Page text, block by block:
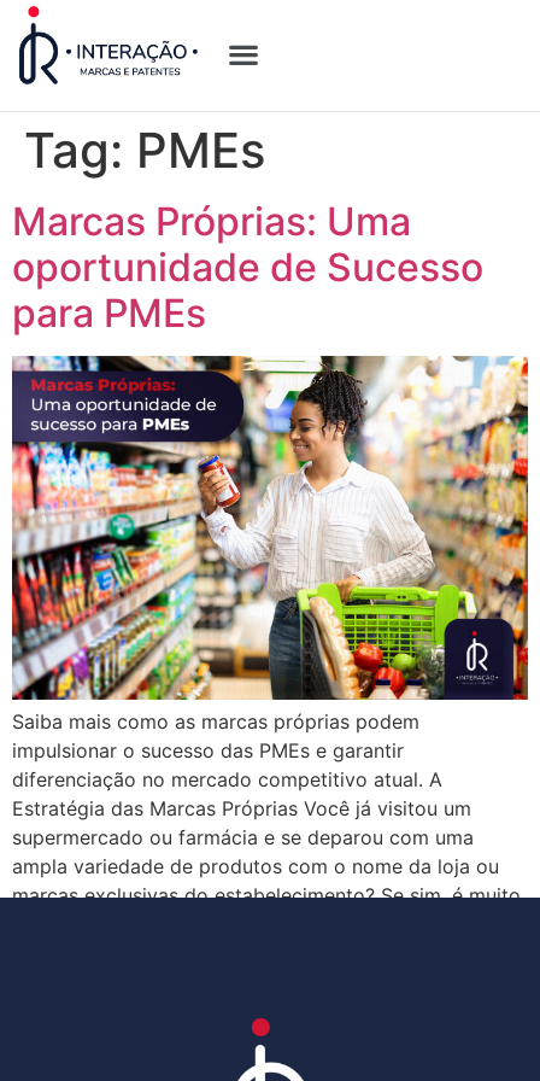
Tag: PMEs
Marcas Próprias: Uma
oportunidade de Sucesso
para PMEs
Saiba mais como as marcas próprias podem
impulsionar o sucesso das PMEs e garantir
diferenciação no mercado competitivo atual. A
Estratégia das Marcas Próprias Você já visitou um
supermercado ou farmácia e se deparou com uma
ampla variedade de produtos com o nome da loja ou
marcas exclusivas do estabelecimento? Se sim, é muito